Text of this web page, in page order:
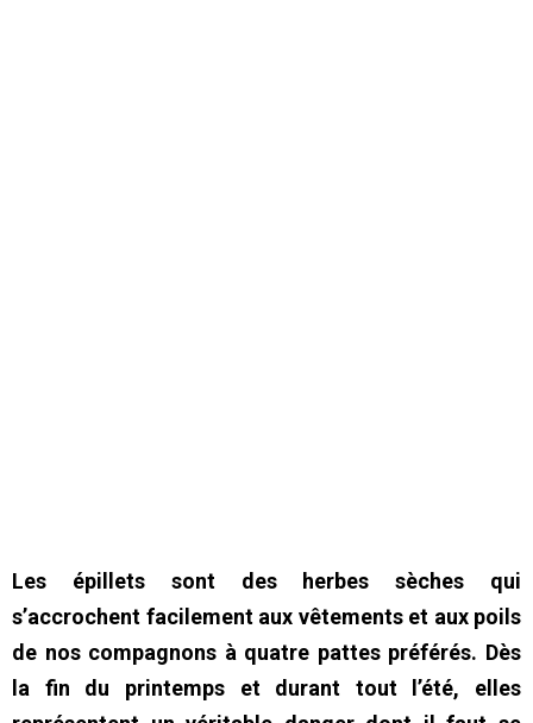
Les épillets sont des herbes sèches qui
s’accrochent facilement aux vêtements et aux poils
de nos compagnons à quatre pattes préférés. Dès
la fin du printemps et durant tout l’été, elles